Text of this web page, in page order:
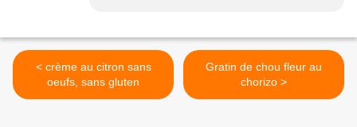
< crème au citron sans
oeufs, sans gluten
Gratin de chou fleur au
chorizo >